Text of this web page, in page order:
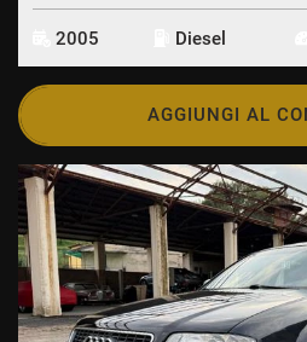
2005 Diesel
AGGIUNGI AL